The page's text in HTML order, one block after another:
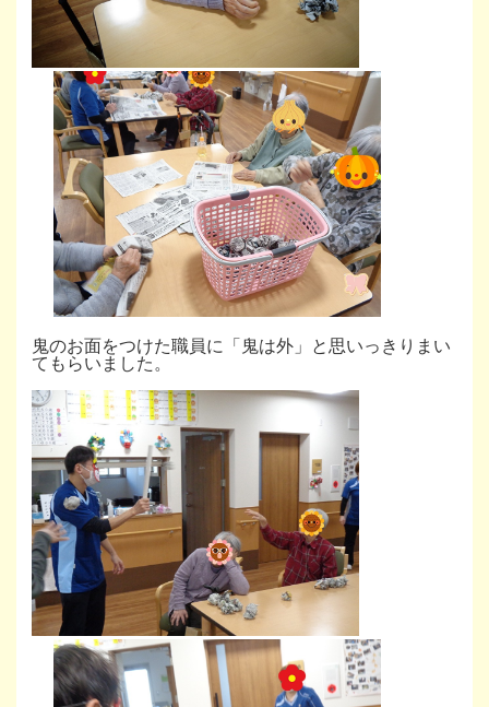
鬼のお面をつけた職員に「鬼は外」と思いっきりまい
てもらいました。